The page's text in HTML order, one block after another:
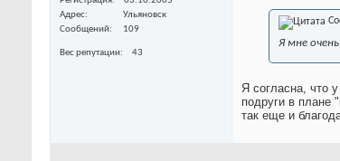
Адрес
Ульяновск
Сообщений
109
Вес репутации 43
Я мне
Я согласна, что
подруги в плане
так еще и